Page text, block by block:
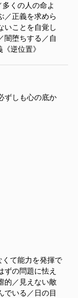
くの人の命よ
／正義を求めら
いことを自覚し
闇堕ちする／自
逆位置》
ずしも心の底か
て能力を発揮で
ずの問題に怯え
的／見えない敵
でいる／日の目